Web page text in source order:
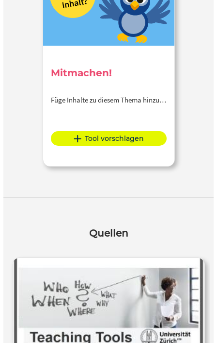
Mitmachen!
Füge Inhalte zu diesem Thema hinzu…
Tool vorschlagen
Quellen